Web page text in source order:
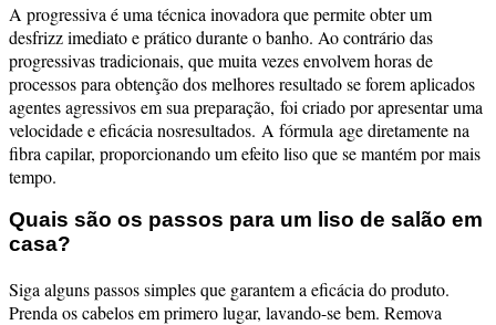
A progressiva é uma técnica inovadora que permite obter um
desfrizz imediato e prático durante o banho. Ao contrário das
progressivas tradicionais, que muita vezes envolvem horas de
processos para obtenção dos melhores resultado se forem aplicados
agentes agressivos em sua preparação, foi criado por apresentar uma
velocidade e eficácia nosresultados. A fórmula age diretamente na
fibra capilar, proporcionando um efeito liso que se mantém por mais
tempo.
Quais são os passos para um liso de salão em
casa?
Siga alguns passos simples que garantem a eficácia do produto.
Prenda os cabelos em primero lugar, lavando-se bem. Remova